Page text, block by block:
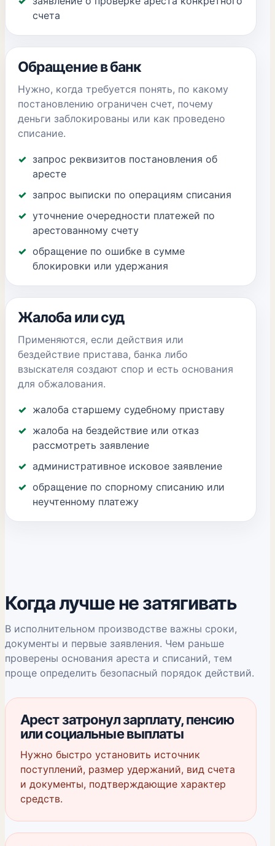
счета
Обращение в банк
Нужно, когда требуется понять, по какому
постановлению ограничен счет, почему
деньги заблокированы или как проведено
списание.
запрос реквизитов постановления об
аресте
запрос выписки по операциям списания
уточнение очередности платежей по
арестованному счету
обращение по ошибке в сумме
блокировки или удержания
Жалоба или суд
Применяются, если действия или
бездействие пристава, банка либо
взыскателя создают спор и есть основания
для обжалования.
жалоба старшему судебному приставу
жалоба на бездействие или отказ
рассмотреть заявление
административное исковое заявление
обращение по спорному списанию или
неучтенному платежу
Когда лучше не затягивать
В исполнительном производстве важны сроки,
документы и первые заявления. Чем раньше
проверены основания ареста и списаний, тем
проще определить безопасный порядок действий.
Арест затронул зарплату, пенсию
или социальные выплаты
Нужно быстро установить источник
поступлений, размер удержаний, вид счета
и документы, подтверждающие характер
средств.